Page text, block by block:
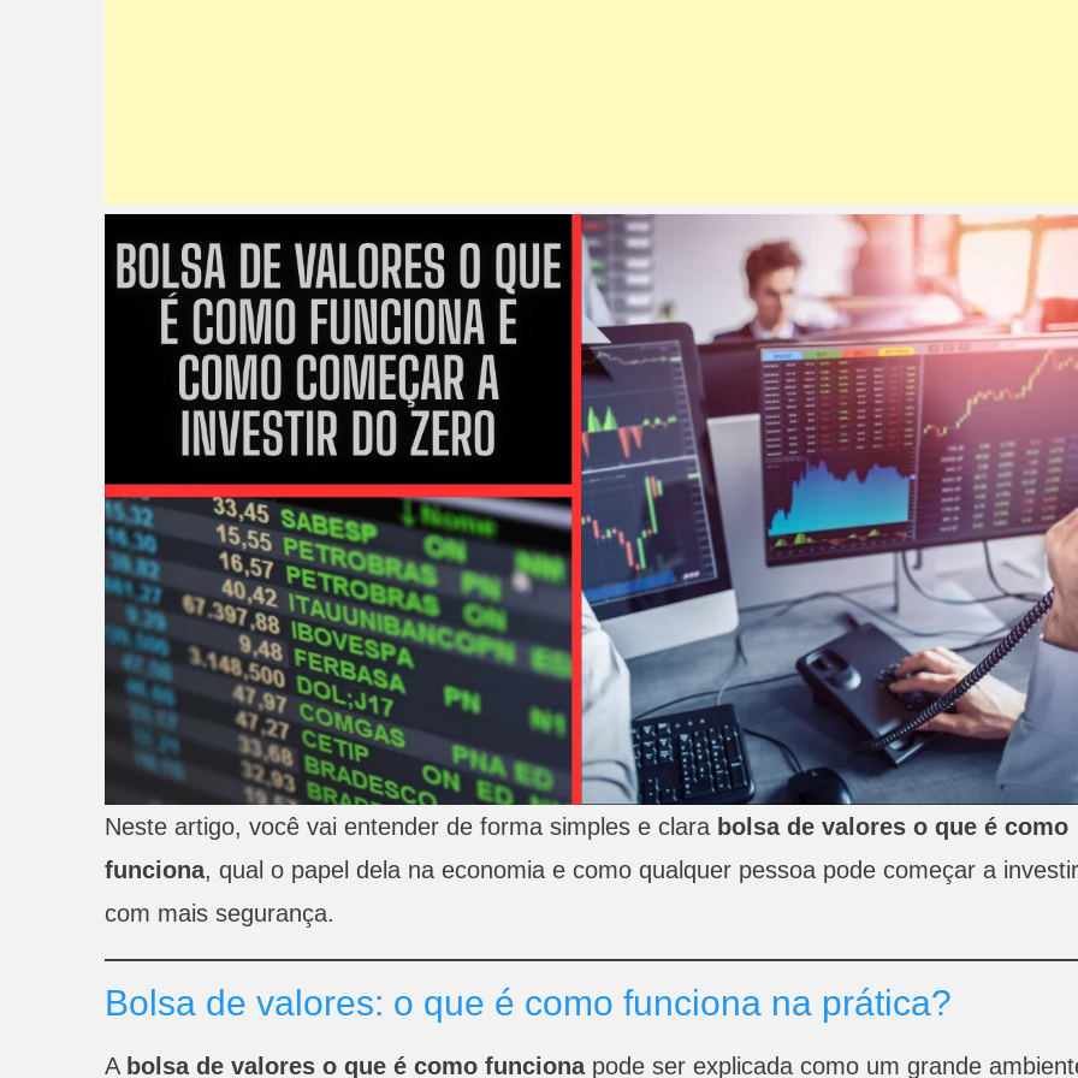
Neste artigo, você vai entender de forma simples e clara bolsa de valores o que é como
funciona, qual o papel dela na economia e como qualquer pessoa pode começar a investir
com mais segurança.
Bolsa de valores: o que é como funciona na prática?
A bolsa de valores o que é como funcionapode ser explicada como um grande